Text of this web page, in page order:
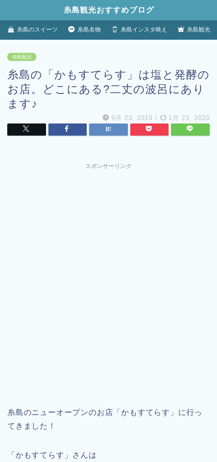
糸島観光おすすめブログ
糸島のスイーツ 糸島名物 糸島インスタ映え 糸島観光
糸島観光
糸島の「かもすてらす」は塩と発酵の
お店。どこにある?二丈の波呂にあり
ます♪
9月 23, 2019 / 1月 23, 2020
スポンサーリンク
糸島のニューオープンのお店「かもすてらす」に行っ
てきました！
「かもすてらす」さんは